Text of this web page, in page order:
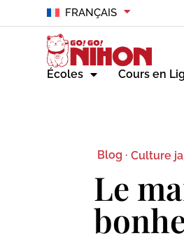
FRANÇAIS
Écoles Cours en
Blog · Culture
Le